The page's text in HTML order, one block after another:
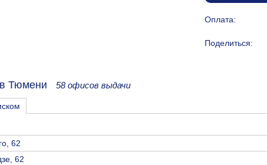
Оплата:
Поделиться:
Тюмени 58 офисов выдачи
62
62